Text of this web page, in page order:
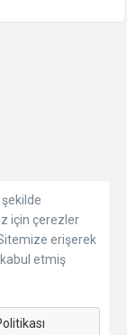
için çerezler
erişerek
kabul etmiş